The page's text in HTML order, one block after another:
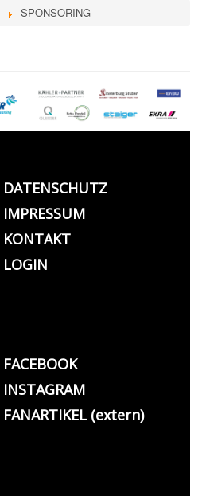
SPONSORING
DATENSCHUTZ
IMPRESSUM
KONTAKT
LOGIN
FACEBOOK
INSTAGRAM
FANARTIKEL (extern)